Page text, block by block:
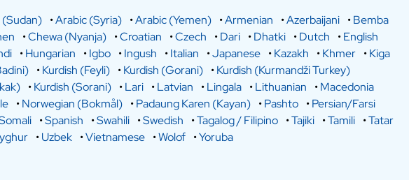
•Arabic (Syria) •Arabic (Yemen) •Armenian •Azerbaijani •Bemba
•Chewa (Nyanja) •Croatian •Czech •Dari •Dhatki •Dutch •English
•Hungarian •Igbo •Ingush •Italian •Japanese •Kazakh •Khmer •Kiga
•Kurdish (Feyli) •Kurdish (Gorani) •Kurdish (Kurmandži Turkey)
•Kurdish (Sorani) •Lari •Latvian •Lingala •Lithuanian •Macedonia
•Norwegian (Bokmål) •Padaung Karen (Kayan) •Pashto •Persian/Farsi
•Spanish •Swahili •Swedish •Tagalog / Filipino •Tajiki •Tamili •Tatar
•Uzbek •Vietnamese •Wolof •Yoruba